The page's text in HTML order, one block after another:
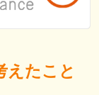
えたこと